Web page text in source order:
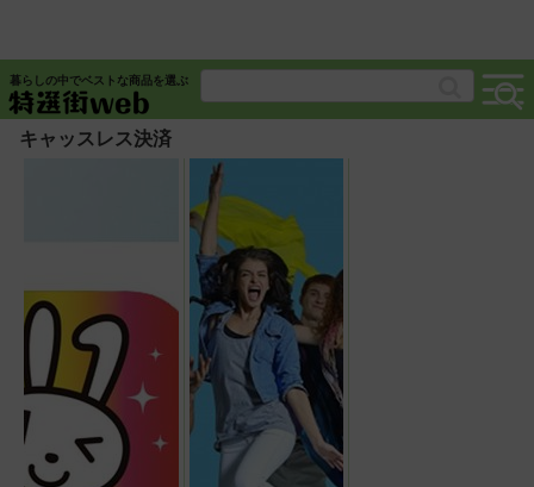
暮らしの中でベストな商品を選ぶ
キャッスレス決済